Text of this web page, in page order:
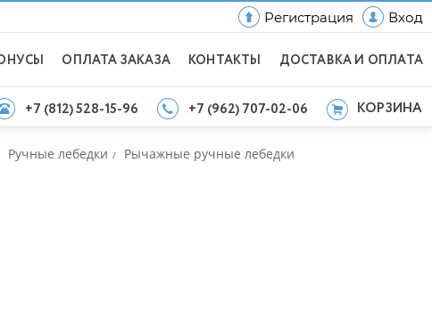
Регистрация Вход
ОПЛАТА ЗАКАЗА КОНТАКТЫ ДОСТАВКА И ОПЛАТА
+7 (812) 528-15-96 +7 (962) 707-02-06 КОРЗИНА
Ручные лебедки / Рычажные ручные лебедки